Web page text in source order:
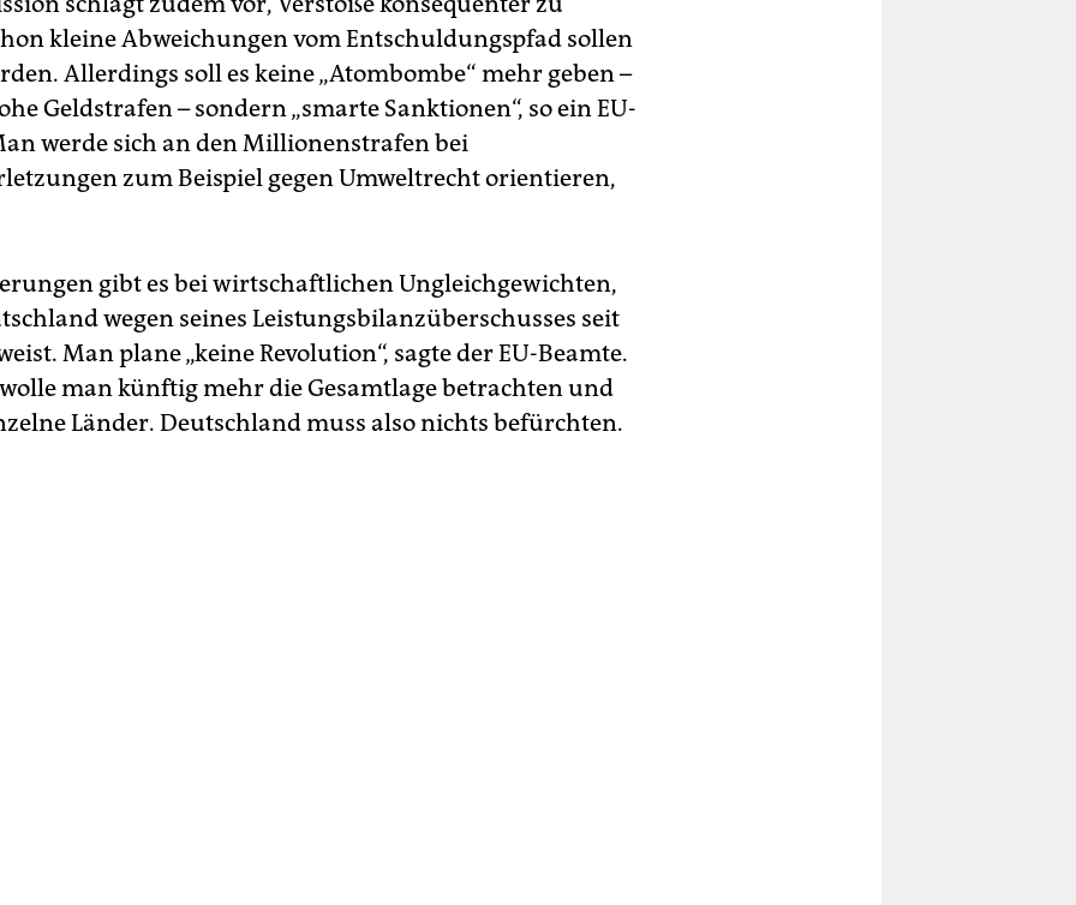
kleine Abweichungen vom Entschuldungspfad sollen
Allerdings soll es keine „Atombombe“ mehr geben –
Geldstrafen – sondern „smarte Sanktionen“, so ein EU-
werde sich an den Millionenstrafen bei
zum Beispiel gegen Umweltrecht orientieren,
gibt es bei wirtschaftlichen Ungleichgewichten,
wegen seines Leistungsbilanzüberschusses seit
Man plane „keine Revolution“, sagte der EU-Beamte.
man künftig mehr die Gesamtlage betrachten und
Länder. Deutschland muss also nichts befürchten.